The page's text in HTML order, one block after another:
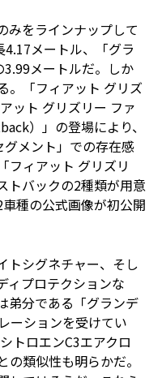
みをラインナップして
メートル、「グラ
メートルだ。しか
。「フィアット グリズ
ット グリズリー ファ
）」の登場により、
メント」での存在感
フィアット グリズリ
トバックの2種類が用意
種の公式画像が初公開
トシグネチャー、そし
ィプロテクションな
弟分である「グランデ
ーションを受けてい
トロエンC3エアクロ
類似性も明らかだ。